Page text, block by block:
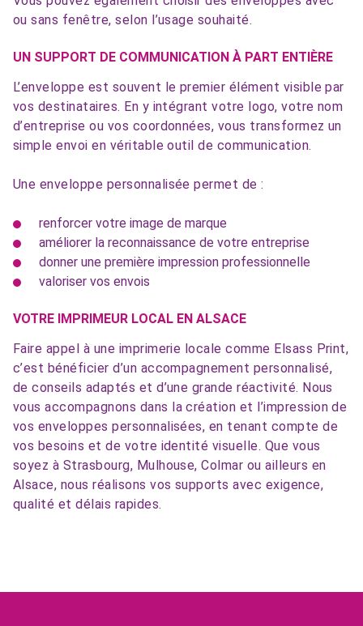
ou sans fenêtre, selon l’usage souhaité.
UN SUPPORT DE COMMUNICATION À PART ENTIÈRE
L’enveloppe est souvent le premier élément visible par
vos destinataires. En y intégrant votre logo, votre nom
d’entreprise ou vos coordonnées, vous transformez un
simple envoi en véritable outil de communication.
Une enveloppe personnalisée permet de :
renforcer votre image de marque
améliorer la reconnaissance de votre entreprise
donner une première impression professionnelle
valoriser vos envois
VOTRE IMPRIMEUR LOCAL EN ALSACE
Faire appel à une imprimerie locale comme Elsass Print,
c’est bénéficier d’un accompagnement personnalisé,
de conseils adaptés et d’une grande réactivité. Nous
vous accompagnons dans la création et l’impression de
vos enveloppes personnalisées, en tenant compte de
vos besoins et de votre identité visuelle. Que vous
soyez à Strasbourg, Mulhouse, Colmar ou ailleurs en
Alsace, nous réalisons vos supports avec exigence,
qualité et délais rapides.